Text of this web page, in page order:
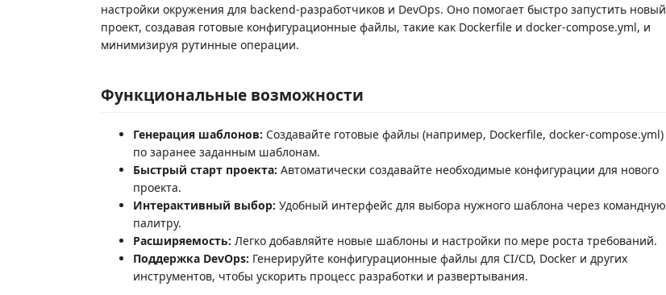
настройки окружения для backend-разработчиков и DevOps. Оно помогает быстро запустить новый
проект, создавая готовые конфигурационные файлы, такие как Dockerfile и docker-compose.yml, и
минимизируя рутинные операции.
Функциональные возможности
Генерация шаблонов: Создавайте готовые файлы (например, Dockerfile, docker-compose.yml)
по заранее заданным шаблонам.
Быстрый старт проекта: Автоматически создавайте необходимые конфигурации для нового
проекта.
Интерактивный выбор: Удобный интерфейс для выбора нужного шаблона через командную
палитру.
Расширяемость: Легко добавляйте новые шаблоны и настройки по мере роста требований.
Поддержка DevOps: Генерируйте конфигурационные файлы для CI/CD, Docker и других
инструментов, чтобы ускорить процесс разработки и развертывания.